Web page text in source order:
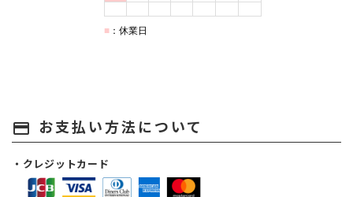
payment お支払い方法について
・クレジットカード